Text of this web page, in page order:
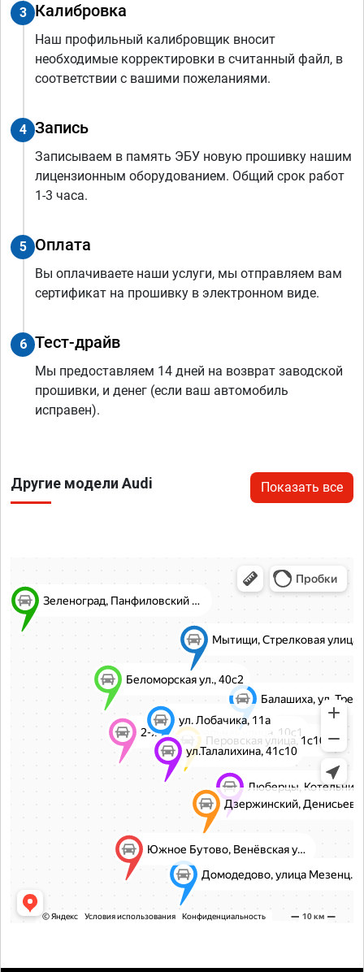
3 Калибровка
Наш профильный калибровщик вносит
необходимые корректировки в считанный файл, в
соответствии с вашими пожеланиями.
4 Запись
Записываем в память ЭБУ новую прошивку нашим
лицензионным оборудованием. Общий срок работ
1-3 часа.
5 Оплата
Вы оплачиваете наши услуги, мы отправляем вам
сертификат на прошивку в электронном виде.
6 Тест-драйв
Мы предоставляем 14 дней на возврат заводской
прошивки, и денег (если ваш автомобиль
исправен).
Другие модели Audi Показать все